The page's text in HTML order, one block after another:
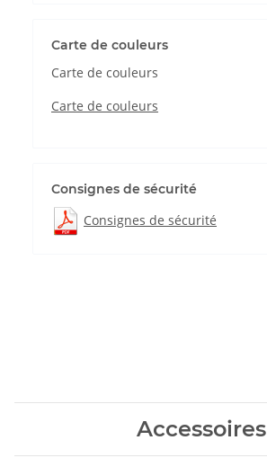
Carte de couleurs
Carte de couleurs
Carte de couleurs
Consignes de sécurité
Consignes de sécurité
Accessoires